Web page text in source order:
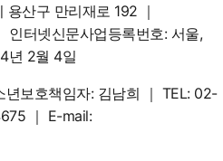
용산구 만리재로 192 ｜
인터넷신문사업등록번호: 서울,
년 2월 4일
년보호책임자: 김남희 ｜ TEL: 02-
｜ E-mail: